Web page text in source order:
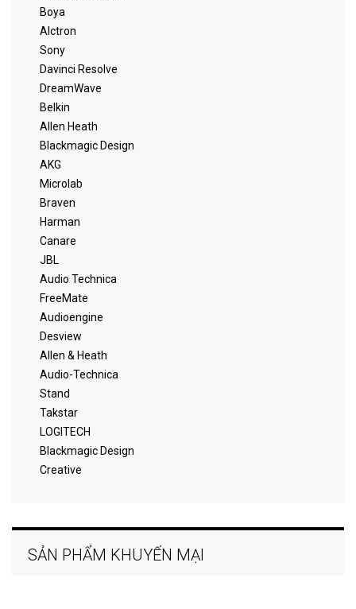
Boya
Alctron
Sony
Davinci Resolve
DreamWave
Belkin
Allen Heath
Blackmagic Design
AKG
Microlab
Braven
Harman
Canare
JBL
Audio Technica
FreeMate
Audioengine
Desview
Allen & Heath
Audio-Technica
Stand
Takstar
LOGITECH
Blackmagic Design
Creative
SẢN PHẨM KHUYẾN MẠI